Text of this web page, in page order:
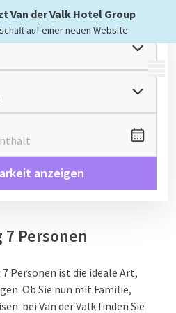
Van der Valk Hotel Group
auf einer neuen Website
MENÜ
anzeigen
Personen
Personen ist die ideale Art,
Ob Sie nun mit Familie,
bei Van der Valk finden Sie